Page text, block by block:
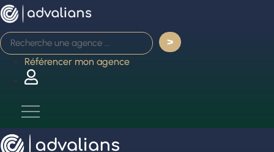
Aller
au
contenu
Référencer mon agence